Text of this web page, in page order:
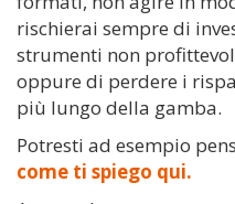
rischierai sempre di
strumenti non
oppure di perdere i
più lungo della gamba.
Potresti ad esempio
come ti spiego qui.